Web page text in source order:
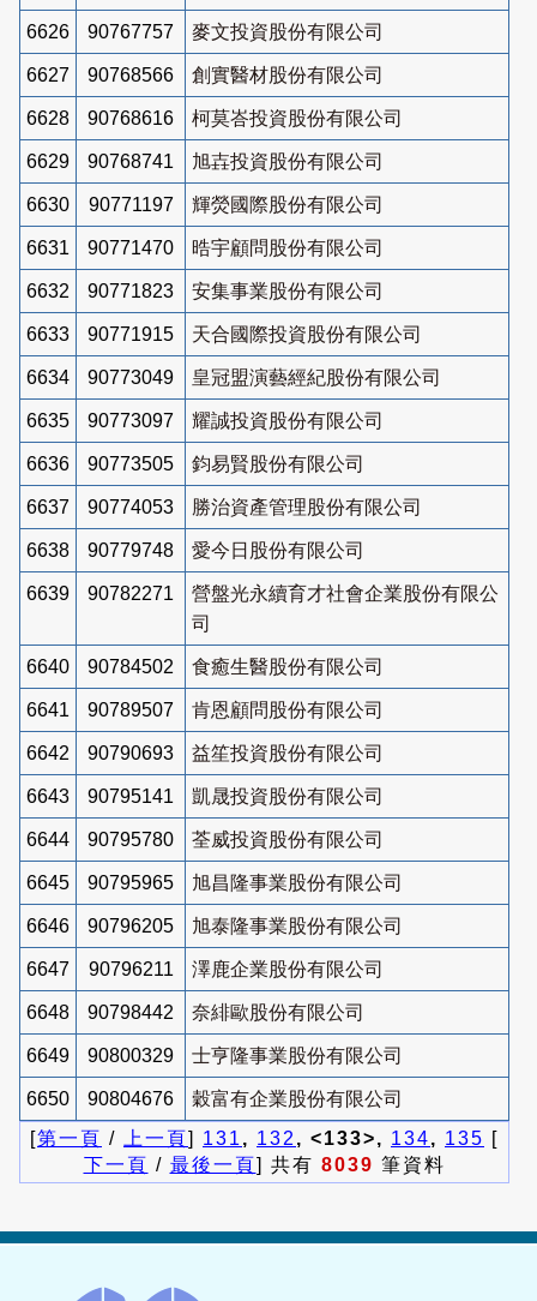
6626 90767757 麥文投資股份有限公司
6627 90768566 創實醫材股份有限公司
6628 90768616 柯莫峇投資股份有限公司
6629 90768741 旭壵投資股份有限公司
6630 90771197 輝熒國際股份有限公司
6631 90771470 晧宇顧問股份有限公司
6632 90771823 安集事業股份有限公司
6633 90771915 天合國際投資股份有限公司
6634 90773049 皇冠盟演藝經紀股份有限公司
6635 90773097 耀誠投資股份有限公司
6636 90773505 鈞易賢股份有限公司
6637 90774053 勝治資產管理股份有限公司
6638 90779748 愛今日股份有限公司
6639 90782271
營盤光永續育才社會企業股份有限公
司
6640 90784502 食癒生醫股份有限公司
6641 90789507 肯恩顧問股份有限公司
6642 90790693 益笙投資股份有限公司
6643 90795141 凱晟投資股份有限公司
6644 90795780 荃威投資股份有限公司
6645 90795965 旭昌隆事業股份有限公司
6646 90796205 旭泰隆事業股份有限公司
6647 90796211 澤鹿企業股份有限公司
6648 90798442 奈緋歐股份有限公司
6649 90800329 士亨隆事業股份有限公司
6650 90804676
穀富有企業股份有限公司
[第一頁 / 上一頁] 131 , 132 , <133>, 134, 135 [
下一頁 / 最後一頁] 共有 8039 筆資料